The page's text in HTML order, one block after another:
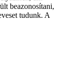
beazonosítani,
tudunk. A